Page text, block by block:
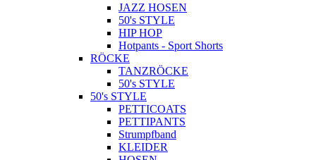
JAZZ HOSEN
50's STYLE
HIP HOP
Hotpants - Sport Shorts
RÖCKE
TANZRÖCKE
50's STYLE
50's STYLE
PETTICOATS
PETTIPANTS
Strumpfband
KLEIDER